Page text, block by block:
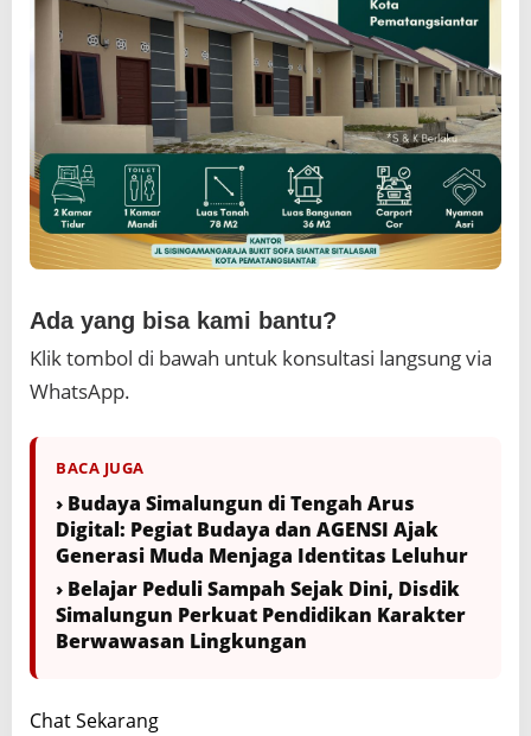
Ada yang bisa kami bantu?
Klik tombol di bawah untuk konsultasi langsung via
WhatsApp.
BACA JUGA
› Budaya Simalungun di Tengah Arus
Digital: Pegiat Budaya dan AGENSI Ajak
Generasi Muda Menjaga Identitas Leluhur
› Belajar Peduli Sampah Sejak Dini, Disdik
Simalungun Perkuat Pendidikan Karakter
Berwawasan Lingkungan
Chat Sekarang